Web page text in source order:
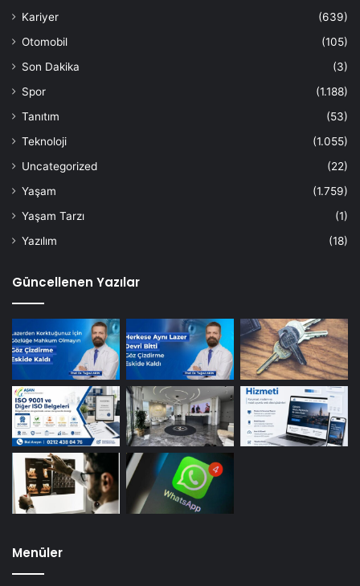
Kariyer
(639)
Otomobil
(105)
Son Dakika
(3)
Spor
(1.188)
Tanıtım
(53)
Teknoloji
(1.055)
Uncategorized
(22)
Yaşam
(1.759)
Yaşam Tarzı
(1)
Yazılım
(18)
Güncellenen Yazılar
Menüler